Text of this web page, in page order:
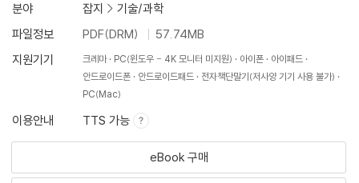
분야 잡지 > 기술/과학
파일정보
PDF(DRM)
57.74MB
지원기기
크레마 PC(윈도우 - 4K 모니터 미지원) 아이폰
아이패드
안드로이드폰
안드로이드패드
전자책단말기(저사양 기기 사용 불가)
PC(Mac)
이용안내 TTS 가능
eBook 구매